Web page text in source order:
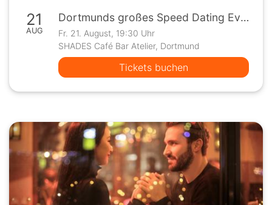
21
AUG
Dortmunds großes Speed Dating Event
Fr. 21. August, 19:30 Uhr
SHADES Café Bar Atelier, Dortmund
Tickets buchen